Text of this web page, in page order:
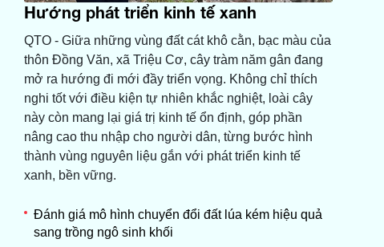
Hướng phát triển kinh tế xanh
QTO - Giữa những vùng đất cát khô cằn, bạc màu của
thôn Đồng Văn, xã Triệu Cơ, cây tràm năm gân đang
mở ra hướng đi mới đầy triển vọng. Không chỉ thích
nghi tốt với điều kiện tự nhiên khắc nghiệt, loài cây
này còn mang lại giá trị kinh tế ổn định, góp phần
nâng cao thu nhập cho người dân, từng bước hình
thành vùng nguyên liệu gắn với phát triển kinh tế
xanh, bền vững.
Đánh giá mô hình chuyển đổi đất lúa kém hiệu quả
sang trồng ngô sinh khối